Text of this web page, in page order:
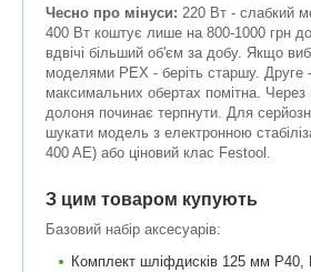
Чесно про мінуси: 220 Вт - слабкий
400 Вт коштує лише на 800-1000 грн
вдвічі більший об'єм за добу. Якщо
моделями PEX - беріть старшу. Друге -
максимальних обертах помітна. Через
долоня починає терпнути. Для
шукати модель з електронною
400 AE) або ціновий клас Festool.
З цим товаром купують
Базовий набір аксесуарів:
Комплект шліфдисків 125 мм P40,